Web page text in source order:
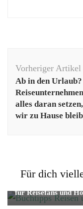
Vorheriger Artikel
Ab in den
Reiseunternehmen
alles daran
wir zu Hause
Für dich
Fotografie Reise
für Reisefans und